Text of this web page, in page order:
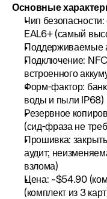
Основные
Чип
EAL6+ (самый
Поддерживаемые
Подключение:
встроенного
Форм-фактор:
воды и пыли IP68)
Резервное
(сид-фраза не
Прошивка:
аудит;
взлома)
Цена: ~$54.90
(комплект из 3